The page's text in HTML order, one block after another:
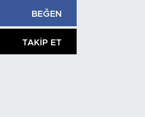
BEĞEN
TAKIP ET